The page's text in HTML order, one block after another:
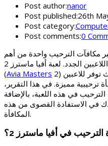
Post author:nanor
Post published:26th
Post category:
Post comments:0
مكافآت الترحيب واحدة من أهم
الحوافز التي تقدمها الشركات لجذب اللاعبين الجدد. لعبة أفيا ماسترز 2
(Avia Masters 2) ليست استثناءً من هذه القاعدة، حيث توفر للاعبين
مميزة. في هذا التقرير،
في هذه اللعبة، بالإضافة
في الاستفادة القصوى من هذه
المكافأة.
في أفيا ماسترز 2؟